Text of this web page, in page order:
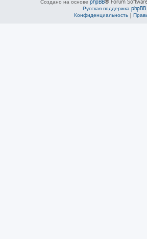
Создано на основе phpBB® Forum
Русская поддержка phpBB
Конфиденциальность |